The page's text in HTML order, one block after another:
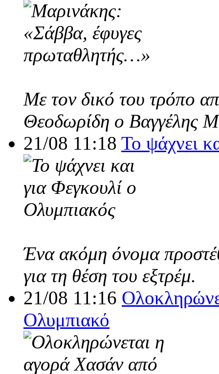
Με τον δικό του τρόπο
Θεοδωρίδη ο Βαγγέλης
21/08 11:18 Το ψάχνει
Ένα ακόμη όνομα
για τη θέση του εξτρέμ.
21/08 11:16
Ολυμπιακό